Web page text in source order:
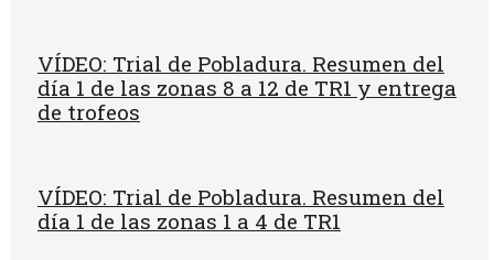
VÍDEO: Trial de Pobladura. Resumen del
día 1 de las zonas 8 a 12 de TR1 y entrega
de trofeos
VÍDEO: Trial de Pobladura. Resumen del
día 1 de las zonas 1 a 4 de TR1